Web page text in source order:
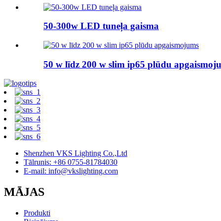
50-300w LED tuneļa gaisma
50 w līdz 200 w slim ip65 plūdu
Shenzhen VKS Lighting Co.,Ltd
Tālrunis: +86 0755-81784030
E-mail: info@vkslighting.com
MĀJAS
Produkti